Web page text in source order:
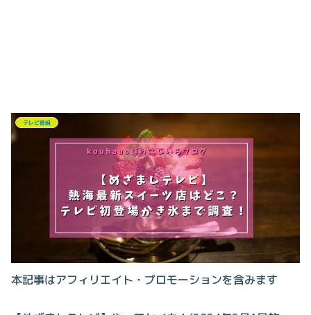
テレビ番組
本記事はアフィリエイト・プロモーションを含みます